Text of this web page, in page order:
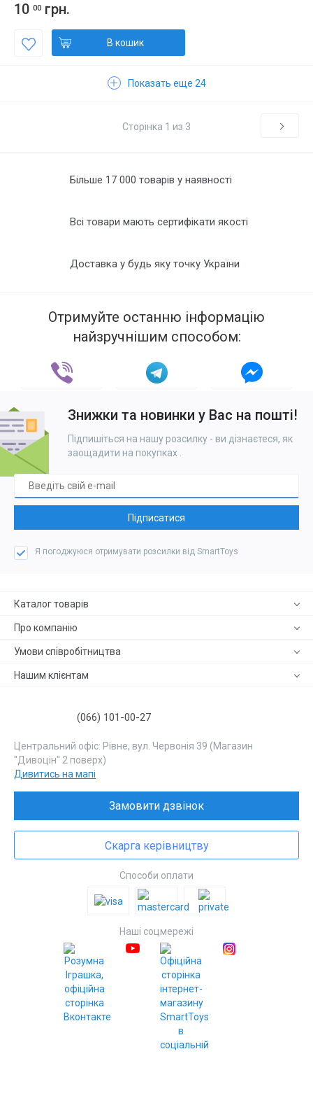
10 00 грн.
В кошик
Показать еще 24
Сторінка 1 из 3
Більше 17 000 товарів у наявності
Всі товари мають сертифікати якості
Доставка у будь яку точку України
Отримуйте останню інформацію
найзручнішим способом:
Знижки та новинки у Вас на пошті!
Підпишіться на нашу розсилку - ви дізнаєтеся, як
заощадити на покупках
Підписатися
Я погоджуюся отримувати розсилки від SmartToys
Каталог товарів
Про компанію
Умови співробітництва
Нашим клієнтам
(066) 101-00-27
Центральний офіс: Рівне, вул. Червонія 39 (Магазин
"Дивоцін" 2 поверх)
Дивитись на мапі
Замовити дзвінок
Скарга керівництву
Способи оплати
Наші соцмережі